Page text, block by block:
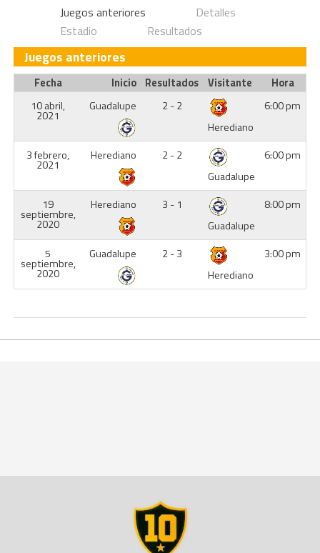
Juegos anteriores
Detalles
Estadio
Resultados
Juegos anteriores
Fecha Inicio Resultados Visitante
Hora
10 abril,
2021
Guadalupe
2 - 2
Herediano
6:00 pm
3 febrero,
2021
Herediano
2 - 2
Guadalupe
6:00 pm
19
septiembre,
2020
Herediano
3 - 1
Guadalupe
8:00 pm
5
septiembre,
2020
Guadalupe
2 - 3
Herediano
3:00 pm